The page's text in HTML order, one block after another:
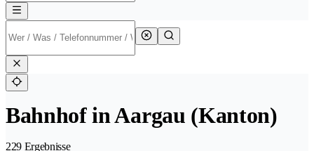
Bahnhof in Aargau (Kanton)
229 Ergebnisse